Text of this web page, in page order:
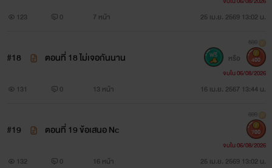
123 0 7 หน้า 25 เม.ย. 2569 13:02 น.
#18 ตอนที่ 18 ไม่เจอกันนาน
131 0 13 หน้า 16 เม.ย. 2567 13:44 น.
หรือ 400
จบใน 06/08/2026
#19 ตอนที่ 19 ข้อเสนอ Nc
132 0 16 หน้า 25 เม.ย. 2569 13:02 น.
700
จบใน 06/08/2026